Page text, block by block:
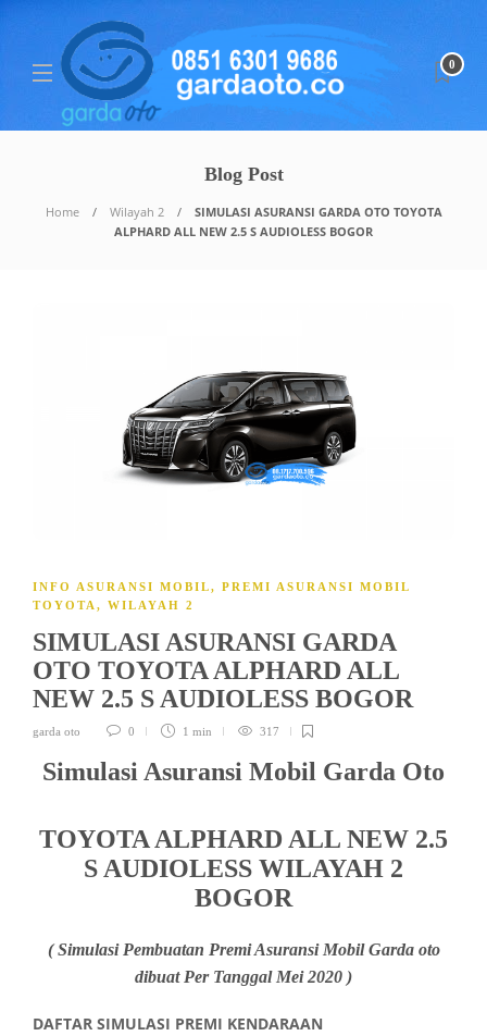
0
Blog Post
Home Wilayah 2
SIMULASI ASURANSI GARDA OTO TOYOTA
ALPHARD ALL NEW 2.5 S AUDIOLESS BOGOR
INFO ASURANSI MOBIL, PREMI ASURANSI MOBIL
TOYOTA , WILAYAH 2
SIMULASI ASURANSI GARDA
OTO TOYOTA ALPHARD ALL
NEW 2.5 S AUDIOLESS BOGOR
garda oto 0 1 min 317
Simulasi Asuransi Mobil Garda Oto
TOYOTA ALPHARD ALL NEW 2.5
S AUDIOLESS WILAYAH 2
BOGOR
( Simulasi Pembuatan Premi Asuransi Mobil Garda oto
dibuat Per Tanggal Mei 2020 )
DAFTAR SIMULASI PREMI KENDARAAN